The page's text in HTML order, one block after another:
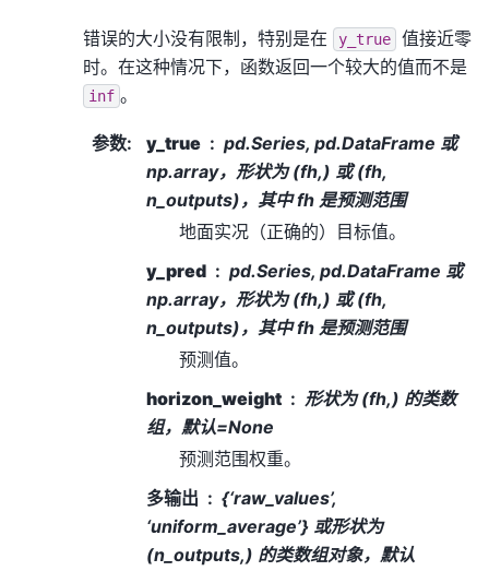
错误的大小没有限制，特别是在 y_true
值接近零
时。在这种情况下，函数返回一个较大的值而不是
inf 。
参数: y_true
pd.Series, pd.DataFrame 或
np.array，形状为 (fh,) 或 (fh,
n_outputs)，其中 fh 是预测范围
地面实况（正确的）目标值。
y_pred
pd.Series, pd.DataFrame 或
np.array，形状为 (fh,) 或 (fh,
n_outputs)，其中 fh 是预测范围
预测值。
horizon_weight
形状为 (fh,) 的类数
组，默认=None
预测范围权重。
多输出
{‘raw_values’,
‘uniform_average’} 或形状为
(n_outputs,) 的类数组对象，默认